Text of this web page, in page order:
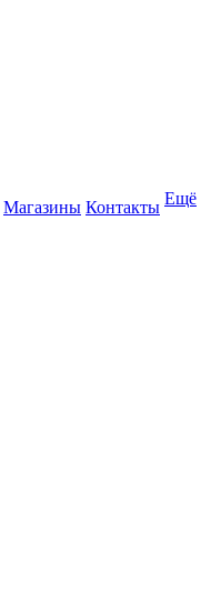
Магазины Контакты Ещё